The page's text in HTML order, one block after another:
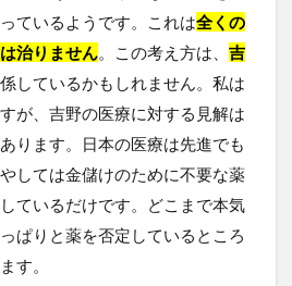
ているようです。これは全くの
治りません。この考え方は、 吉
しているかもしれません。私は
が、吉野の医療に対する見解は
ります。日本の医療は先進でも
しては金儲けのために不要な薬
ているだけです。どこまで本気
ぱりと薬を否定しているところ
す。